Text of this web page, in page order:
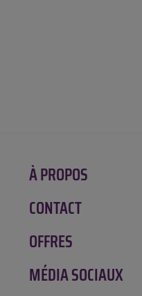
À PROPOS
Notre histoire
Location GAGNON
CONTACT
Amqui
Chénéville
OFFRES
Rabais de la
MÉDIA SOCIAUX